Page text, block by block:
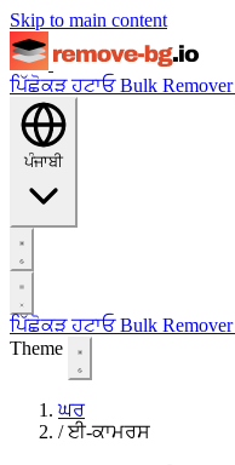
Skip to main content
ਪਿੱਛੋਕੜ ਹਟਾਓBulk Remover
ਪੰਜਾਬੀ
ਪਿੱਛੋਕੜ ਹਟਾਓBulk Remover
Theme
ਘਰ
/ ਈ-ਕਾਮਰਸ